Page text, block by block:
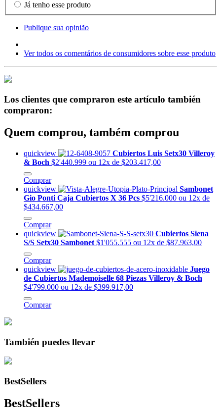
Já tenho esse produto
Publique sua opinião
Ver todos os comentários de consumidores sobre esse produto
Los clientes que compraron este artículo también
compraron:
Quem comprou, também comprou
quickview
Cubiertos Luis Setx30 Villeroy
& Boch $2'440.999 ou 12x de $203.417,00
Comprar
quickview
Sambonet
Gio Ponti Caja Cubiertos X 36 Pcs $5'216.000 ou 12x de
$434.667,00
Comprar
quickview
Cubiertos Siena
S/S Setx30 Sambonet $1'055.555 ou 12x de $87.963,00
Comprar
quickview
Juego
de Cubiertos Mademoiselle 68 Piezas Villeroy & Boch
$4'799.000 ou 12x de $399.917,00
Comprar
También puedes llevar
BestSellers
BestSellers